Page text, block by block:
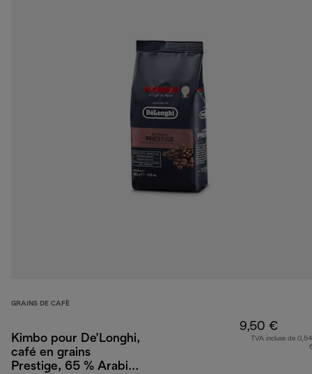
GRAINS DE CAFÈ
Kimbo pour De’Longhi,
café en grains
Prestige, 65 % Arabica
9,50 €
TVA incluse de